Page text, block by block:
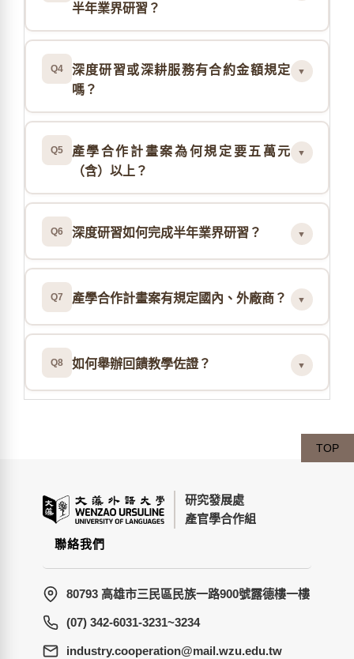
半年業界研習？
Q4
深度研習或深耕服務有合約金額規定
嗎？
▼
Q5
產學合作計畫案為何規定要五萬元
（含）以上？
▼
Q6 深度研習如何完成半年業界研習？ ▼
Q7 產學合作計畫案有規定國內、外廠商？ ▼
Q8 如何舉辦回饋教學佐證？ ▼
研究發展處
產官學合作組
聯絡我們
80793 高雄市三民區民族一路900號露德樓一樓
(07) 342-6031-3231~3234
wt.ude.uzw.liam@noitarepooc.yrtsudni
TOP